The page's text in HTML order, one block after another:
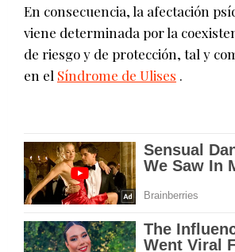
En consecuencia, la afectación
viene determinada por la
de riesgo y de protección, tal y
en el Síndrome de Ulises .